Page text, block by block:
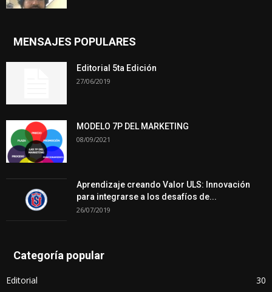
MENSAJES POPULARES
Editorial 5ta Edición
27/06/2019
MODELO 7P DEL MARKETING
08/09/2021
Aprendizaje creando Valor ULS: Innovación
para integrarse a los desafíos de...
26/07/2019
Categoría popular
Editorial 30